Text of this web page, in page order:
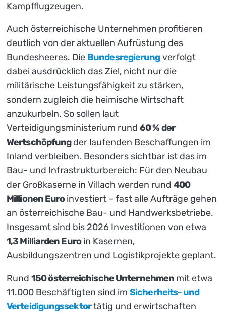
Kampfflugzeugen.
Auch österreichische Unternehmen profitieren
deutlich von der aktuellen Aufrüstung des
Bundesheeres. Die Bundesregierungverfolgt
dabei ausdrücklich das Ziel, nicht nur die
militärische Leistungsfähigkeit zu stärken,
sondern zugleich die heimische Wirtschaft
anzukurbeln. So sollen laut
Verteidigungsministerium rund 60 % der
Wertschöpfungder laufenden Beschaffungen im
Inland verbleiben. Besonders sichtbar ist das im
Bau- und Infrastrukturbereich: Für den Neubau
der Großkaserne in Villach werden rund 400
Millionen Euroinvestiert – fast alle Aufträge gehen
an österreichische Bau- und Handwerksbetriebe.
Insgesamt sind bis 2026 Investitionen von etwa
1,3 Milliarden Euroin Kasernen,
Ausbildungszentren und Logistikprojekte geplant.
Rund 150 österreichische Unternehmen mit etwa
11.000 Beschäftigten sind im Sicherheits- und
Verteidigungssektortätig und erwirtschaften